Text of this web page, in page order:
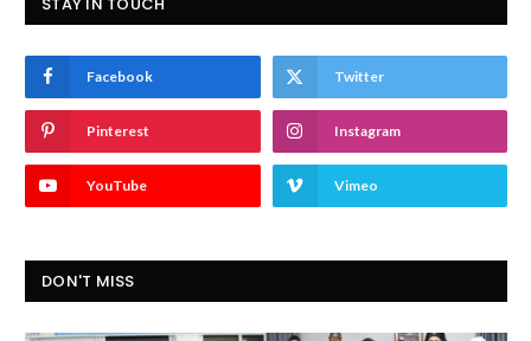
Facebook Twitter
Pinterest Instagram
YouTube Vimeo
DON'T MISS